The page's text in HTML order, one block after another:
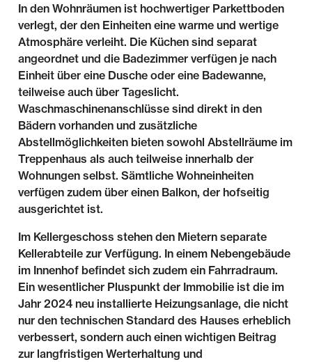
In den Wohnräumen ist hochwertiger Parkettboden
verlegt, der den Einheiten eine warme und wertige
Atmosphäre verleiht. Die Küchen sind separat
angeordnet und die Badezimmer verfügen je nach
Einheit über eine Dusche oder eine Badewanne,
teilweise auch über Tageslicht.
Waschmaschinenanschlüsse sind direkt in den
Bädern vorhanden und zusätzliche
Abstellmöglichkeiten bieten sowohl Abstellräume im
Treppenhaus als auch teilweise innerhalb der
Wohnungen selbst. Sämtliche Wohneinheiten
verfügen zudem über einen Balkon, der hofseitig
ausgerichtet ist.
Im Kellergeschoss stehen den Mietern separate
Kellerabteile zur Verfügung. In einem Nebengebäude
im Innenhof befindet sich zudem ein Fahrradraum.
Ein wesentlicher Pluspunkt der Immobilie ist die im
Jahr 2024 neu installierte Heizungsanlage, die nicht
nur den technischen Standard des Hauses erheblich
verbessert, sondern auch einen wichtigen Beitrag
zur langfristigen Werterhaltung und